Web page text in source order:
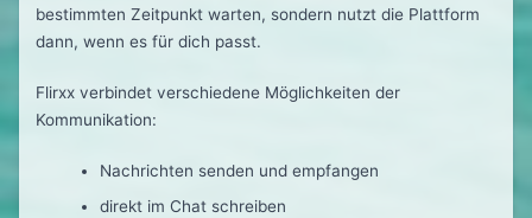
bestimmten Zeitpunkt warten, sondern nutzt die Plattform
dann, wenn es für dich passt.
Flirxx verbindet verschiedene Möglichkeiten der
Kommunikation:
Nachrichten senden und empfangen
direkt im Chat schreiben